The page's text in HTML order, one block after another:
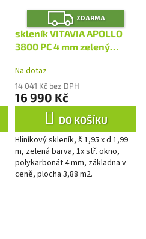
Z
D
A
R
M
A
ZDARMA
skleník VITAVIA APOLLO
3800 PC 4 mm zelený
Na dotaz
14 041 Kč bez DPH
16 990 Kč
DO KOŠÍKU
Hliníkový skleník, š 1,95 x d 1,99
m, zelená barva, 1x stř. okno,
polykarbonát 4 mm, základna v
ceně, plocha 3,88 m2.